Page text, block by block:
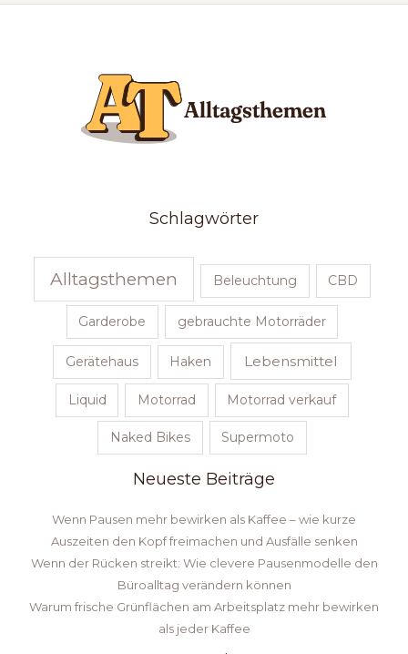
Schlagwörter
Alltagsthemen Beleuchtung CBD
Garderobe gebrauchte Motorräder
Gerätehaus Haken Lebensmittel
Liquid Motorrad Motorrad verkauf
Naked Bikes Supermoto
Neueste Beiträge
Wenn Pausen mehr bewirken als Kaffee – wie kurze
Auszeiten den Kopf freimachen und Ausfälle senken
Wenn der Rücken streikt: Wie clevere Pausenmodelle den
Büroalltag verändern können
Warum frische Grünflächen am Arbeitsplatz mehr bewirken
als jeder Kaffee